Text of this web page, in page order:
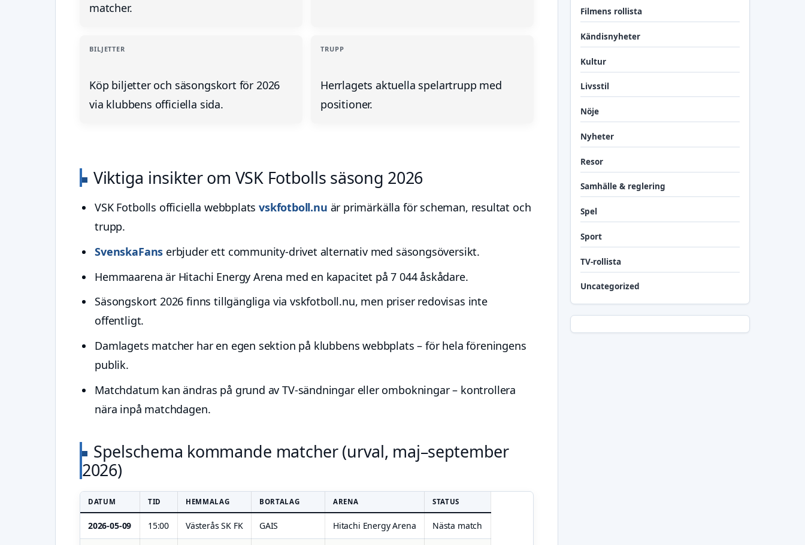
matcher.
BILJETTER
Köp biljetter och säsongskort för 2026
via klubbens officiella sida.
TRUPP
Herrlagets aktuella spelartrupp med
positioner.
Viktiga insikter om VSK Fotbolls säsong 2026
VSK Fotbolls officiella webbplatsvskfotboll.nu är primärkälla för scheman, resultat och
trupp.
SvenskaFans erbjuder ett community-drivet alternativ med säsongsöversikt.
Hemmaarena är Hitachi Energy Arena med en kapacitet på 7 044 åskådare.
Säsongskort 2026 finns tillgängliga via vskfotboll.nu, men priser redovisas inte
offentligt.
Damlagets matcher har en egen sektion på klubbens webbplats – för hela föreningens
publik.
Matchdatum kan ändras på grund av TV-sändningar eller ombokningar – kontrollera
nära inpå matchdagen.
Spelschema kommande matcher (urval, maj–september
2026)
DATUM TID HEMMALAG BORTALAG ARENA STATUS
2026-05-09 15:00 Västerås SK FK GAIS Hitachi Energy Arena Nästa match
Filmens rollista
Kändisnyheter
Kultur
Livsstil
Nöje
Nyheter
Resor
Samhälle & reglering
Spel
Sport
TV-rollista
Uncategorized